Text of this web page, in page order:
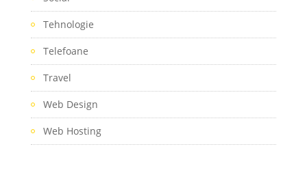
Tehnologie
Telefoane
Travel
Web Design
Web Hosting